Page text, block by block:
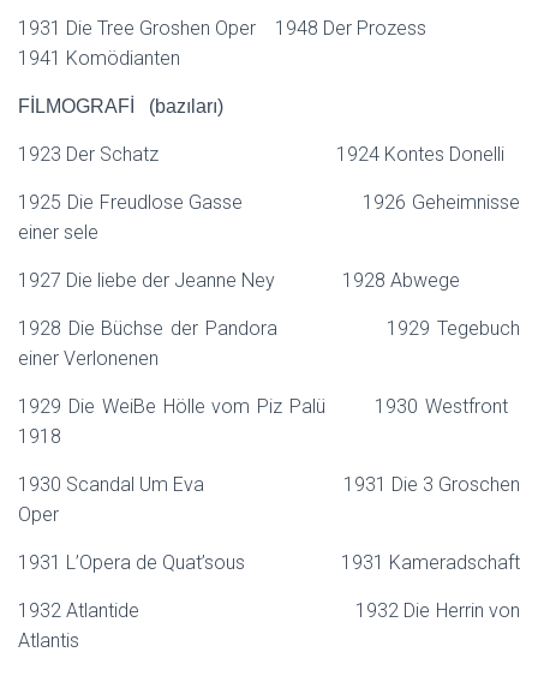
1931 Die Tree Groshen Oper 1948 Der Prozess
1941 Komödianten
FİLMOGRAFİ (bazıları)
1923 Der Schatz 1924 Kontes Donelli
1925 Die Freudlose Gasse 1926 Geheimnisse
einer sele
1927 Die liebe der Jeanne Ney 1928 Abwege
1928 Die Büchse der Pandora 1929 Tegebuch
einer Verlonenen
1929 Die WeiBe Hölle vom Piz Palü 1930 Westfront
1918
1930 Scandal Um Eva 1931 Die 3 Groschen
Oper
1931 L’Opera de Quat’sous 1931 Kameradschaft
1932 Atlantide 1932 Die Herrin von
Atlantis